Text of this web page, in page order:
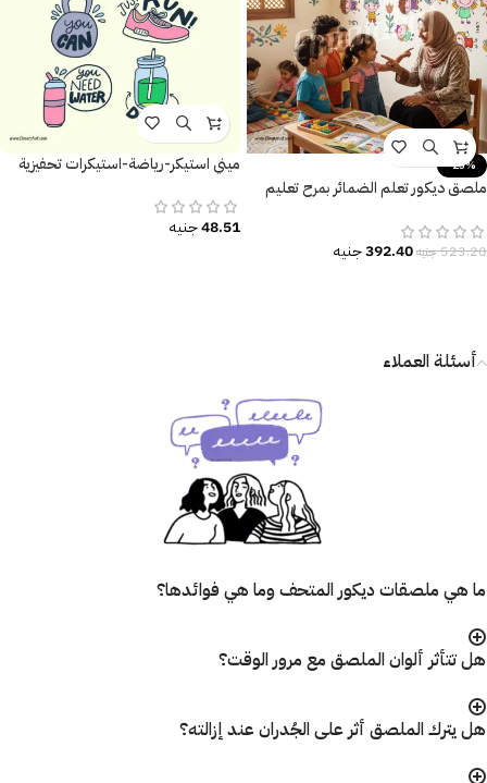
-25%
ملصق ديكور تعلم الضمائر بمرح تعليم
523.20جنيه392.40جنيه
ميني استيكر-رياضة-استيكرات تحفيزية
48.51جنيه
أسئلة العملاء
ما هي ملصقات ديكور المتحف وما هي فوائدها؟
هل تتأثر ألوان الملصق مع مرور الوقت؟
هل يترك الملصق أثر على الجُدران عند إزالته؟